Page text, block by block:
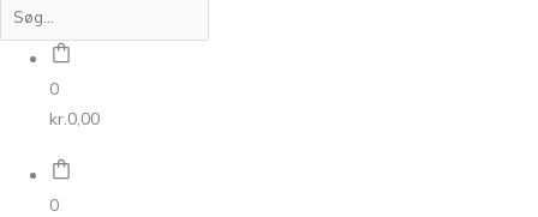
0
kr. 0,00
0